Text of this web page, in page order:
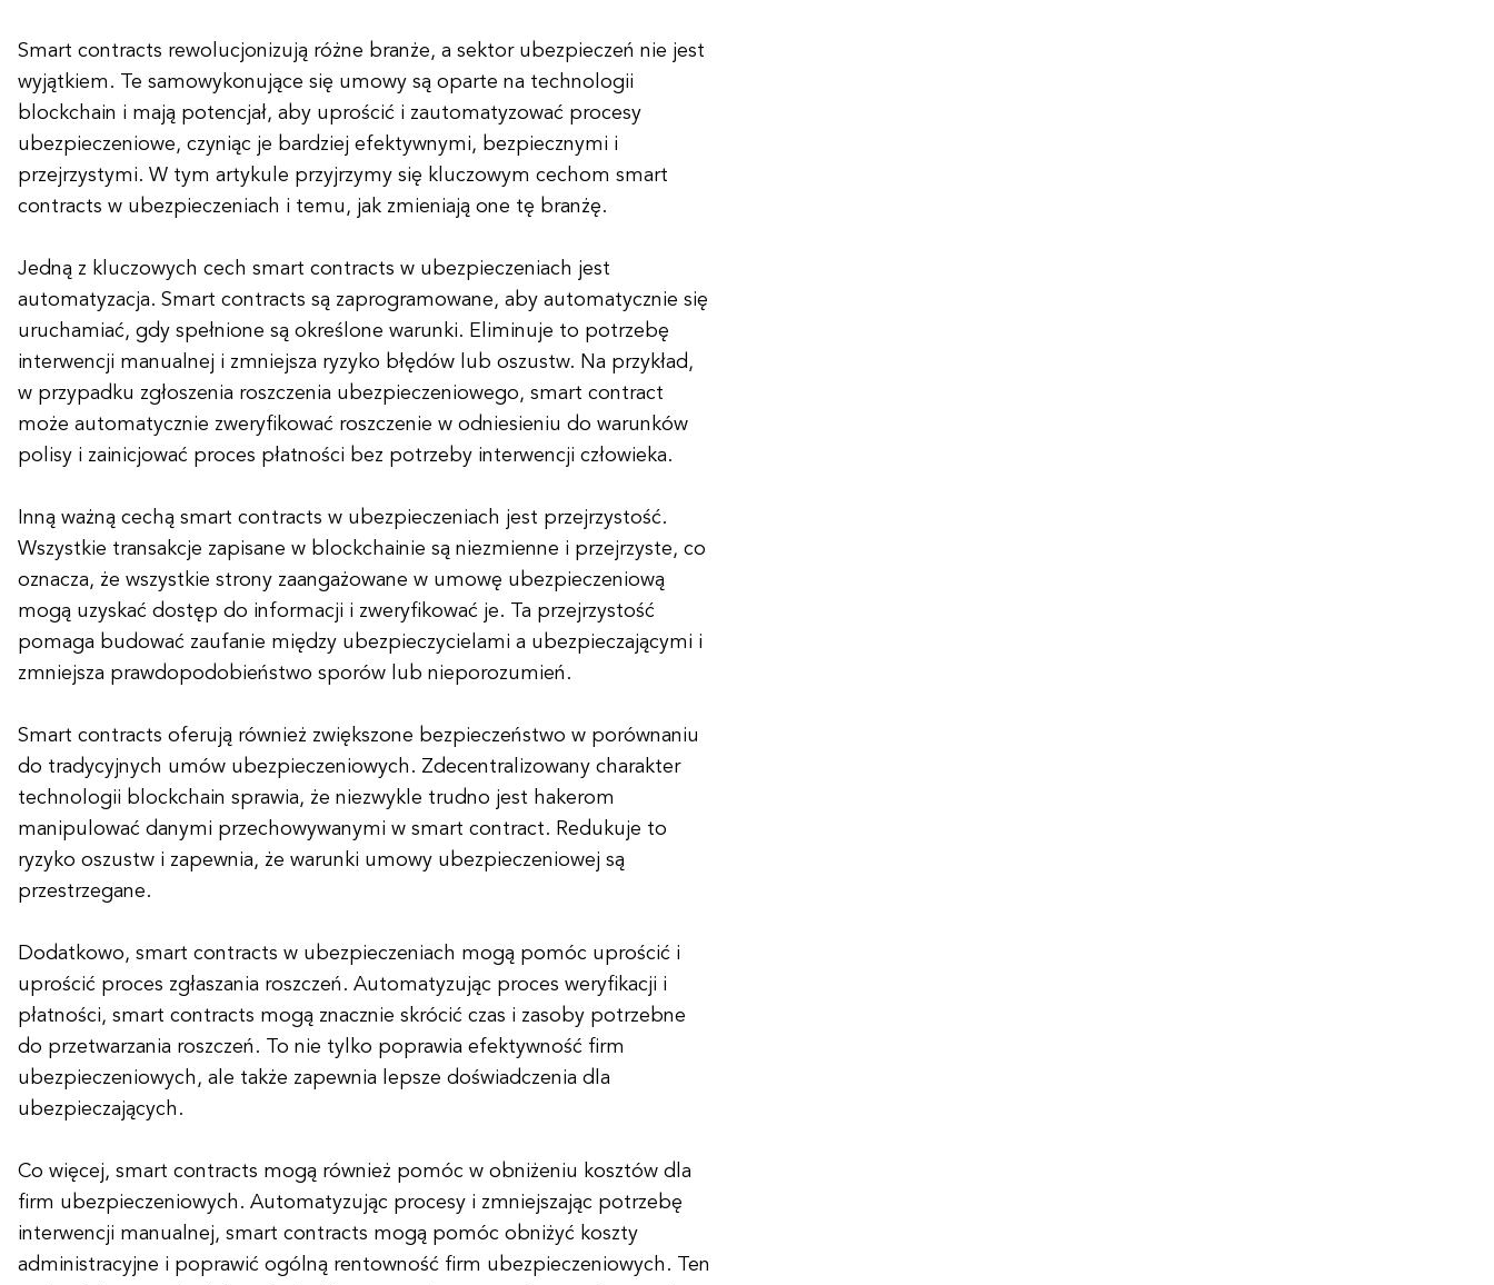
Smart contracts rewolucjonizują różne branże, a sektor ubezpieczeń nie jest
wyjątkiem. Te samowykonujące się umowy są oparte na technologii
blockchain i mają potencjał, aby uprościć i zautomatyzować procesy
ubezpieczeniowe, czyniąc je bardziej efektywnymi, bezpiecznymi i
przejrzystymi. W tym artykule przyjrzymy się kluczowym cechom smart
contracts w ubezpieczeniach i temu, jak zmieniają one tę branżę.
Jedną z kluczowych cech smart contracts w ubezpieczeniach jest
automatyzacja. Smart contracts są zaprogramowane, aby automatycznie się
uruchamiać, gdy spełnione są określone warunki. Eliminuje to potrzebę
interwencji manualnej i zmniejsza ryzyko błędów lub oszustw. Na przykład,
w przypadku zgłoszenia roszczenia ubezpieczeniowego, smart contract
może automatycznie zweryfikować roszczenie w odniesieniu do warunków
polisy i zainicjować proces płatności bez potrzeby interwencji człowieka.
Inną ważną cechą smart contracts w ubezpieczeniach jest przejrzystość.
Wszystkie transakcje zapisane w blockchainie są niezmienne i przejrzyste, co
oznacza, że wszystkie strony zaangażowane w umowę ubezpieczeniową
mogą uzyskać dostęp do informacji i zweryfikować je. Ta przejrzystość
pomaga budować zaufanie między ubezpieczycielami a ubezpieczającymi i
zmniejsza prawdopodobieństwo sporów lub nieporozumień.
Smart contracts oferują również zwiększone bezpieczeństwo w porównaniu
do tradycyjnych umów ubezpieczeniowych. Zdecentralizowany charakter
technologii blockchain sprawia, że niezwykle trudno jest hakerom
manipulować danymi przechowywanymi w smart contract. Redukuje to
ryzyko oszustw i zapewnia, że warunki umowy ubezpieczeniowej są
przestrzegane.
Dodatkowo, smart contracts w ubezpieczeniach mogą pomóc uprościć i
uprościć proces zgłaszania roszczeń. Automatyzując proces weryfikacji i
płatności, smart contracts mogą znacznie skrócić czas i zasoby potrzebne
do przetwarzania roszczeń. To nie tylko poprawia efektywność firm
ubezpieczeniowych, ale także zapewnia lepsze doświadczenia dla
ubezpieczających.
Co więcej, smart contracts mogą również pomóc w obniżeniu kosztów dla
firm ubezpieczeniowych. Automatyzując procesy i zmniejszając potrzebę
interwencji manualnej, smart contracts mogą pomóc obniżyć koszty
administracyjne i poprawić ogólną rentowność firm ubezpieczeniowych. Ten